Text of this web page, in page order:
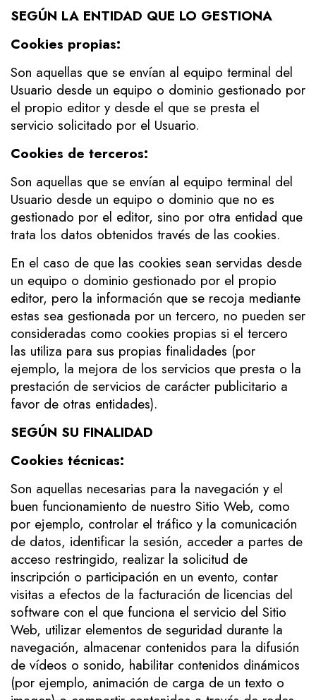
SEGÚN LA ENTIDAD QUE LO GESTIONA
Cookies propias:
Son aquellas que se envían al equipo terminal del
Usuario desde un equipo o dominio gestionado por
el propio editor y desde el que se presta el
servicio solicitado por el Usuario.
Cookies de terceros:
Son aquellas que se envían al equipo terminal del
Usuario desde un equipo o dominio que no es
gestionado por el editor, sino por otra entidad que
trata los datos obtenidos través de las cookies.
En el caso de que las cookies sean servidas desde
un equipo o dominio gestionado por el propio
editor, pero la información que se recoja mediante
estas sea gestionada por un tercero, no pueden ser
consideradas como cookies propias si el tercero
las utiliza para sus propias finalidades (por
ejemplo, la mejora de los servicios que presta o la
prestación de servicios de carácter publicitario a
favor de otras entidades).
SEGÚN SU FINALIDAD
Cookies técnicas:
Son aquellas necesarias para la navegación y el
buen funcionamiento de nuestro Sitio Web, como
por ejemplo, controlar el tráfico y la comunicación
de datos, identificar la sesión, acceder a partes de
acceso restringido, realizar la solicitud de
inscripción o participación en un evento, contar
visitas a efectos de la facturación de licencias del
software con el que funciona el servicio del Sitio
Web, utilizar elementos de seguridad durante la
navegación, almacenar contenidos para la difusión
de vídeos o sonido, habilitar contenidos dinámicos
(por ejemplo, animación de carga de un texto o